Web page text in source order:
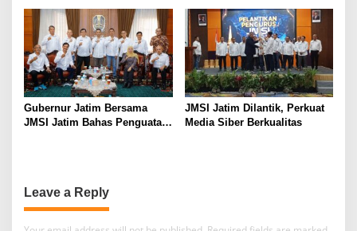
Gubernur Jatim Bersama
JMSI Jatim Bahas Penguatan
JMSI Jatim Dilantik, Perkuat
Media Siber Berkualitas
Leave a Reply